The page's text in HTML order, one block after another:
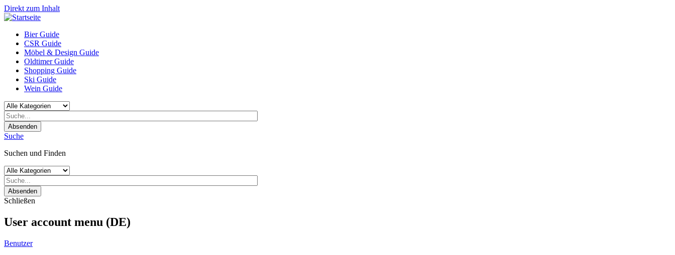
Direkt zum Inhalt
Bier Guide
CSR Guide
Möbel & Design Guide
Oldtimer Guide
Shopping Guide
Ski Guide
Wein Guide
Absenden
Suche
Suchen und Finden
Absenden
Schließen
User account menu (DE)
Benutzer